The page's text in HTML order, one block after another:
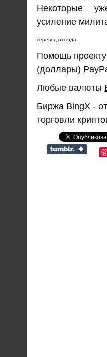
Некоторые
усиление
перевод отсюда
Помощь проекту
(доллары)
Любые валюты
Биржа BingX -
торговли